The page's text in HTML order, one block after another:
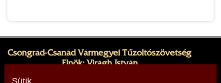
Csongrád-Csanád Vármegyei Tűzoltószövetség
Elnök: Virágh István
Sütik